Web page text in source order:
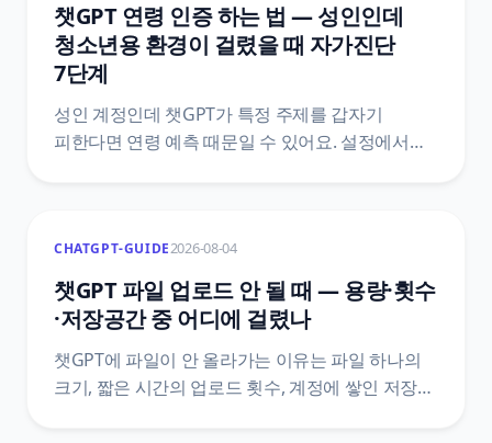
챗GPT 연령 인증 하는 법 — 성인인데
청소년용 환경이 걸렸을 때 자가진단
7단계
성인 계정인데 챗GPT가 특정 주제를 갑자기
피한다면 연령 예측 때문일 수 있어요. 설정에서
정리했어요.
CHATGPT-GUIDE2026-08-04
챗GPT 파일 업로드 안 될 때 — 용량·횟수
·저장공간 중 어디에 걸렸나
챗GPT에 파일이 안 올라가는 이유는 파일 하나의
크기, 짧은 시간의 업로드 횟수, 계정에 쌓인 저장